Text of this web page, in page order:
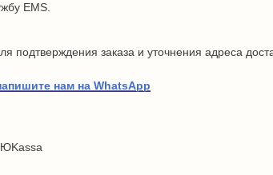
EMS.
заказа и уточнения адреса
нам на WhatsApp